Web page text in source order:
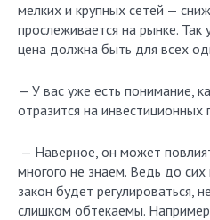
мелких и крупных сетей —
прослеживается на рынке. Так
цена должна быть для всех
— У вас уже есть понимание,
отразится на инвестиционных
— Наверное, он может
многого не знаем. Ведь до
закон будет регулироваться,
слишком обтекаемы.